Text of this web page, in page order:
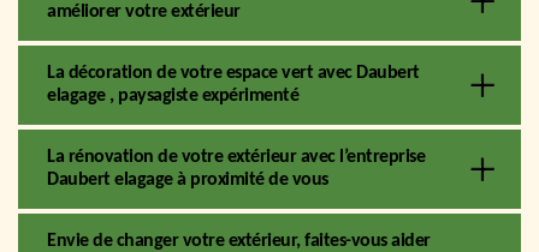
améliorer votre extérieur
La décoration de votre espace vert avec Daubert
elagage , paysagiste expérimenté
La rénovation de votre extérieur avec l’entreprise
Daubert elagage à proximité de vous
Envie de changer votre extérieur, faites-vous aider